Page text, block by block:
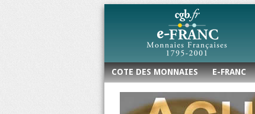
COTE DES MONNAIES E-FRANC